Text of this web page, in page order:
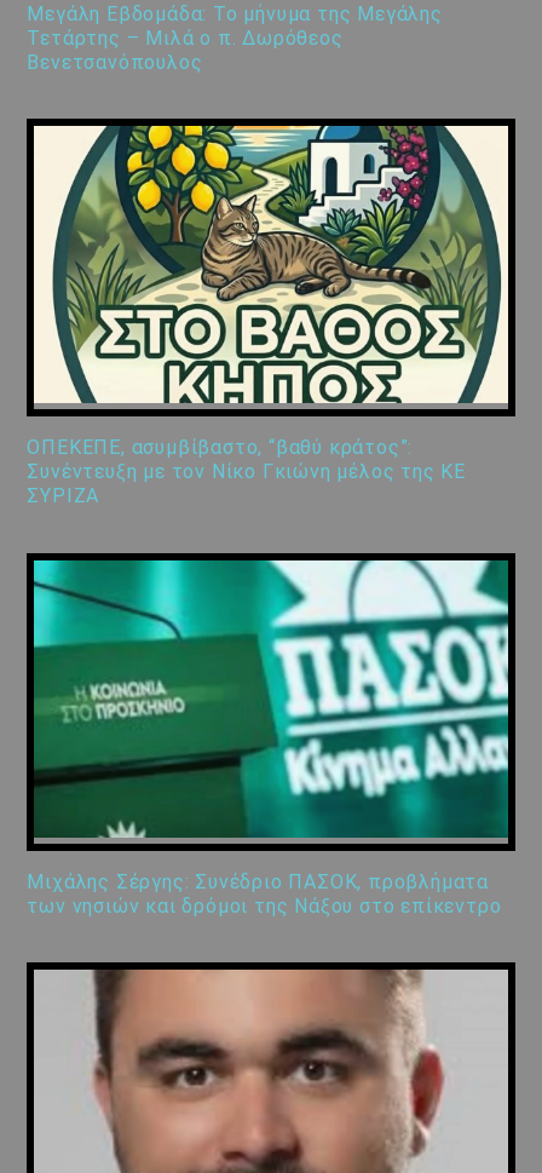
Μεγάλη Εβδομάδα: Το μήνυμα της Μεγάλης
Τετάρτης – Μιλά ο π. Δωρόθεος
Βενετσανόπουλος
ΟΠΕΚΕΠΕ, ασυμβίβαστο, “βαθύ κράτος”:
Συνέντευξη με τον Νίκο Γκιώνη μέλος της ΚΕ
ΣΥΡΙΖΑ
Μιχάλης Σέργης: Συνέδριο ΠΑΣΟΚ, προβλήματα
των νησιών και δρόμοι της Νάξου στο επίκεντρο